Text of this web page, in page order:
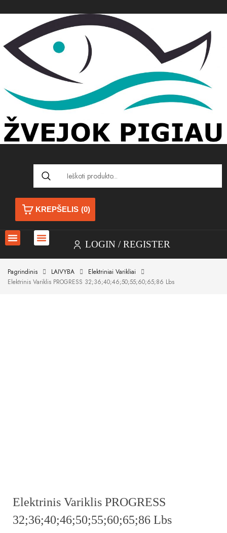
KREPŠELIS (0)
LOGIN REGISTER
Pagrindinis LAIVYBA
Elektriniai Varikliai
Elektrinis Variklis PROGRESS 32;36;40;46;50;55;60;65;86 Lbs
Elektrinis Variklis PROGRESS
32;36;40;46;50;55;60;65;86 Lbs